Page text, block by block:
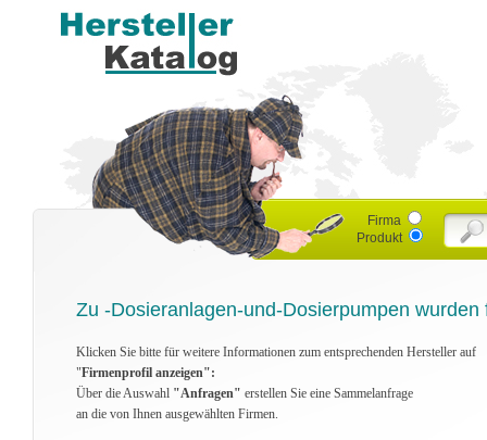
Firma
Produkt
Zu -Dosieranlagen-und-Dosierpumpen
Klicken Sie bitte für weitere Informationen zum entsprechenden Hersteller auf
"Firmenprofil anzeigen":
Über die Auswahl "Anfragen" erstellen Sie eine Sammelanfrage
an die von Ihnen ausgewählten Firmen.